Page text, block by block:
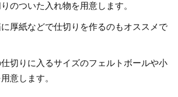
のついた入れ物を用意します。
厚紙などで仕切りを作るのもオススメで
切りに入るサイズのフェルトボールや小
意します。